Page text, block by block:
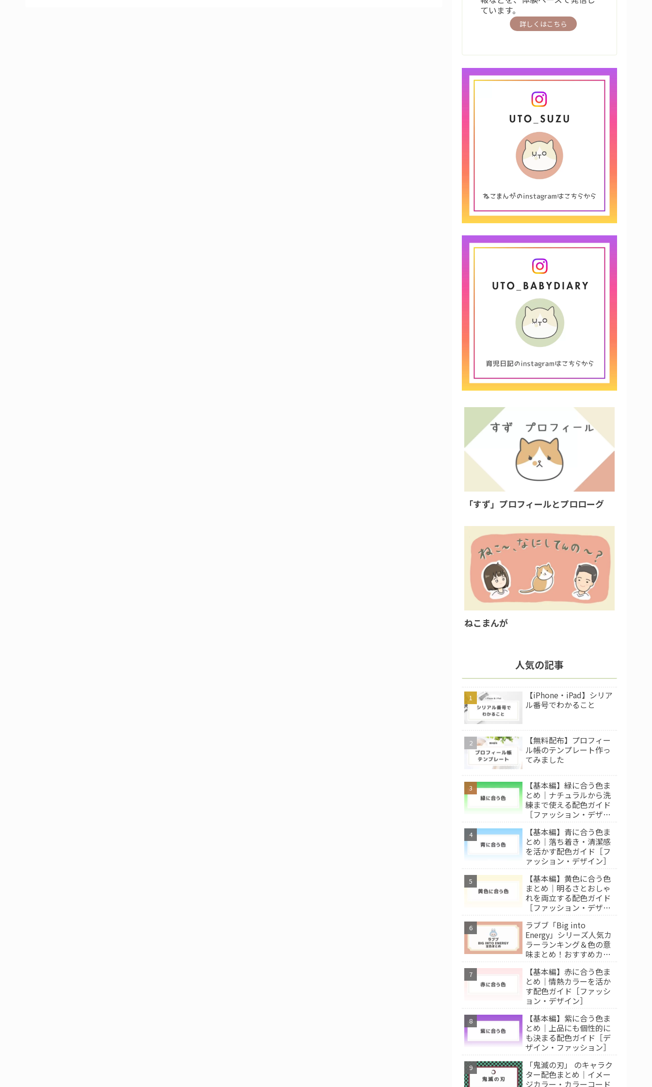
ています。
詳しくはこちら
「すず」プロフィールとプロローグ
ねこまんが
人気の記事
【iPhone・iPad】シリア
ル番号でわかること
【無料配布】プロフィー
ル帳のテンプレート作っ
てみました
【基本編】緑に合う色ま
とめ｜ナチュラルから洗
練まで使える配色ガイド
［ファッション・デザイ
【基本編】青に合う色ま
とめ｜落ち着き・清潔感
を活かす配色ガイド［フ
ァッション・デザイン］
【基本編】黄色に合う色
まとめ｜明るさとおしゃ
れを両立する配色ガイド
［ファッション・デザイ
ラブブ「Big into
Energy」シリーズ人気カ
ラーランキング＆色の意
味まとめ！おすすめカラ
【基本編】赤に合う色ま
とめ｜情熱カラーを活か
す配色ガイド［ファッシ
ョン・デザイン］
【基本編】紫に合う色ま
とめ｜上品にも個性的に
も決まる配色ガイド［デ
ザイン・ファッション］
「鬼滅の刃」 のキャラク
ター配色まとめ｜イメー
ジカラー・カラーコード